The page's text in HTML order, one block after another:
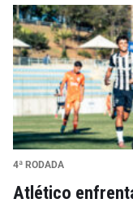
4ª RODADA
Atlético